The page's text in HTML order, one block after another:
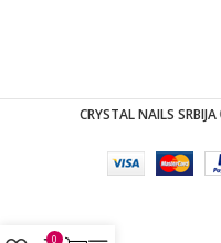
CRYSTAL NAILS SRBIJA
0